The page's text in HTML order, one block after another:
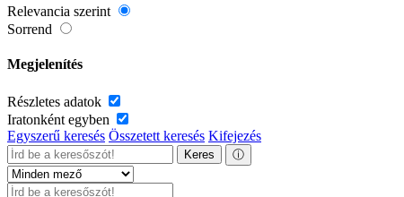
Relevancia szerint
Sorrend
Megjelenítés
Részletes adatok
Iratonként egyben
Egyszerű keresés Összetett keresés Kifejezés
Keres ⓘ